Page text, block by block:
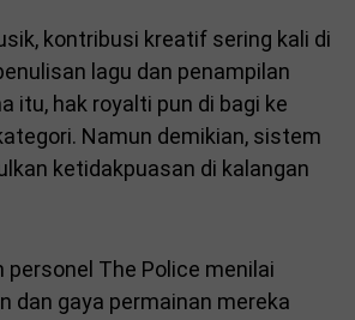
kontribusi kreatif sering kali di
lagu dan penampilan
itu, hak royalti pun di bagi ke
Namun demikian, sistem
ketidakpuasan di kalangan
personel The Police menilai
dan gaya permainan mereka